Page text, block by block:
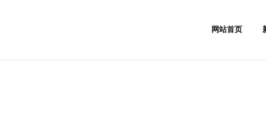
网站首页